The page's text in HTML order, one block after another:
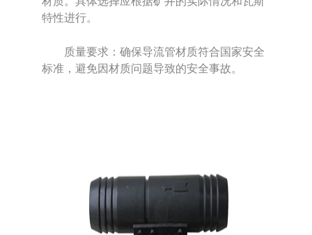
特性进行。
质量要求：确保导流管材质符合国家安全
标准，避免因材质问题导致的安全事故。